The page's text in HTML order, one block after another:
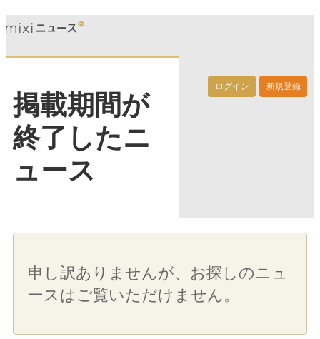
ログイン 新規登録
掲載期間が
終了したニ
ュース
申し訳ありませんが、お探しのニュ
ースはご覧いただけません。